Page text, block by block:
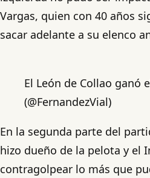
Vargas, quien con 40 años
sacar adelante a su elenco
El León de Collao ganó
(@FernandezVial)
En la segunda parte del
hizo dueño de la pelota y el
contragolpear lo más que